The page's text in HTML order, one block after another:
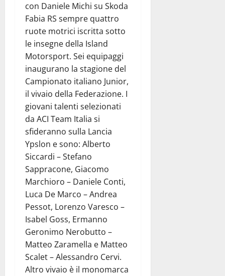
con Daniele Michi su Skoda
Fabia RS sempre quattro
ruote motrici iscritta sotto
le insegne della Island
Motorsport. Sei equipaggi
inaugurano la stagione del
Campionato italiano Junior,
il vivaio della Federazione. I
giovani talenti selezionati
da ACI Team Italia si
sfideranno sulla Lancia
Ypslon e sono: Alberto
Siccardi – Stefano
Sappracone, Giacomo
Marchioro – Daniele Conti,
Luca De Marco – Andrea
Pessot, Lorenzo Varesco –
Isabel Goss, Ermanno
Geronimo Nerobutto –
Matteo Zaramella e Matteo
Scalet – Alessandro Cervi.
Altro vivaio è il monomarca